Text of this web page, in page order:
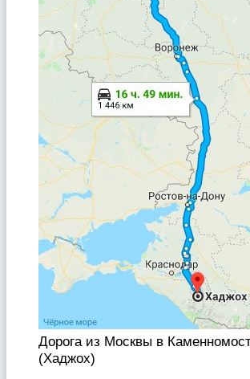
Дорога из Москвы в
(Хаджох)